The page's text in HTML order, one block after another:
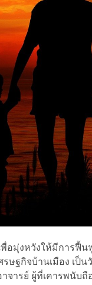
อมุ่งหวังให้มีการฟื้น
ษฐกิจบ้านเมือง เป็
จารย์ ผู้ที่เคารพนับถื